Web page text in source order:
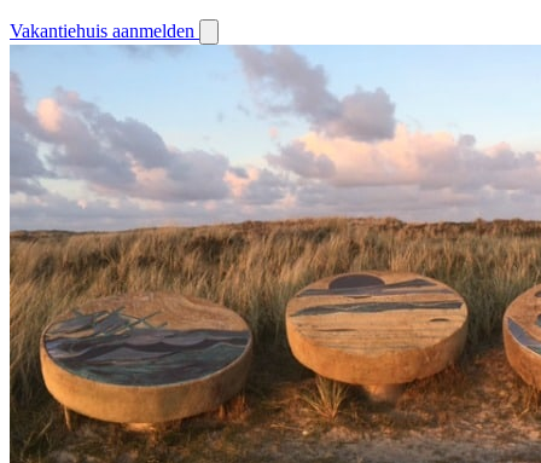
Vakantiehuis aanmelden